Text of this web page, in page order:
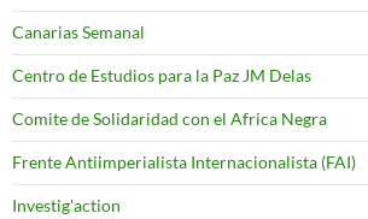
Canarias Semanal
Centro de Estudios para la Paz JM Delas
Comite de Solidaridad con el Africa Negra
Frente Antiimperialista Internacionalista (FAI)
Investig'action